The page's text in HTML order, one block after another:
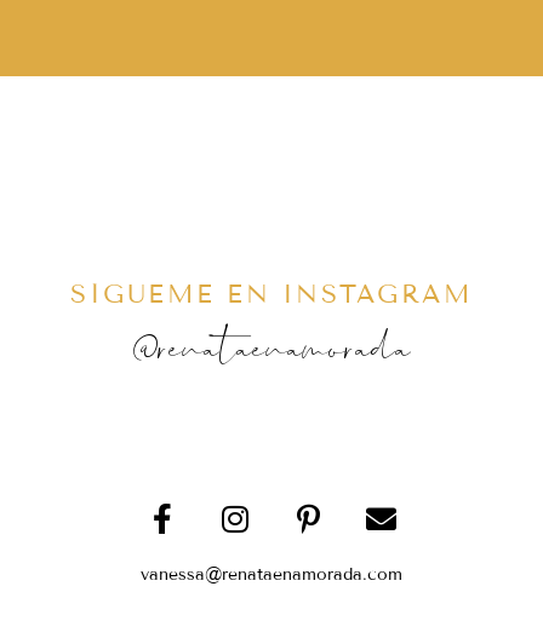
SÍGUEME EN INSTAGRAM
@renataenamorada
vanessa@renataenamorada.com